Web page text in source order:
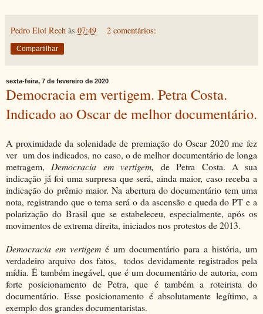
Pedro Eloi Rech às 07:49 2 comentários:
Compartilhar
sexta-feira, 7 de fevereiro de 2020
Democracia em vertigem. Petra Costa.
Indicado ao Oscar de melhor documentário.
A proximidade da solenidade de premiação do Oscar 2020 me fez
ver um dos indicados, no caso, o de melhor documentário de longa
metragem, Democracia em vertigem, de Petra Costa. A sua
indicação já foi uma surpresa que será, ainda maior, caso receba a
indicação do prêmio maior. Na abertura do documentário tem uma
nota, registrando que o tema será o da ascensão e queda do PT e a
polarização do Brasil que se estabeleceu, especialmente, após os
movimentos de extrema direita, iniciados nos protestos de 2013.
Democracia em vertigem é um documentário para a história, um
verdadeiro arquivo dos fatos, todos devidamente registrados pela
mídia. É também inegável, que é um documentário de autoria, com
forte posicionamento de Petra, que é também a roteirista do
documentário. Esse posicionamento é absolutamente legítimo, a
exemplo dos grandes documentaristas.